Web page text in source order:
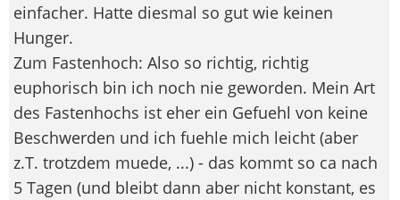
einfacher. Hatte diesmal so gut wie keinen
Hunger.
Zum Fastenhoch: Also so richtig, richtig
euphorisch bin ich noch nie geworden. Mein Art
des Fastenhochs ist eher ein Gefuehl von keine
Beschwerden und ich fuehle mich leicht (aber
z.T. trotzdem muede, ...) - das kommt so ca nach
5 Tagen (und bleibt dann aber nicht konstant, es